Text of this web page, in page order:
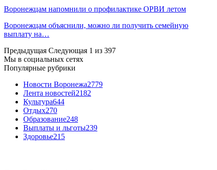
Воронежцам напомнили о профилактике ОРВИ летом
Воронежцам объяснили, можно ли получить семейную
выплату на…
Предыдущая Следующая 1 из 397
Мы в социальных сетях
Популярные рубрики
Новости Воронежа2779
Лента новостей2182
Культура644
Отдых270
Образование248
Выплаты и льготы239
Здоровье215